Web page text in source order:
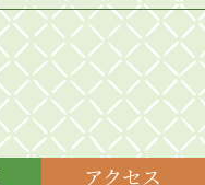
アクセス